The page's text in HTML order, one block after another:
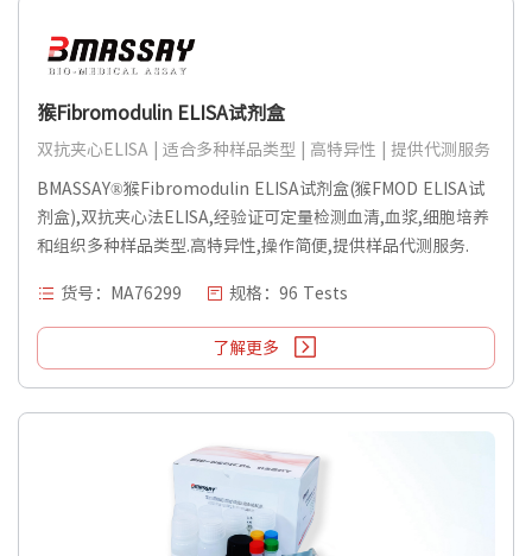
猴Fibromodulin ELISA试剂盒
双抗夹心ELISA | 适合多种样品类型 | 高特异性 | 提供代测服务
BMASSAY®猴Fibromodulin ELISA试剂盒(猴FMOD ELISA试
剂盒),双抗夹心法ELISA,经验证可定量检测血清,血浆,细胞培养
和组织多种样品类型.高特异性,操作简便,提供样品代测服务.
货号：MA76299 规格：96 Tests
了解更多